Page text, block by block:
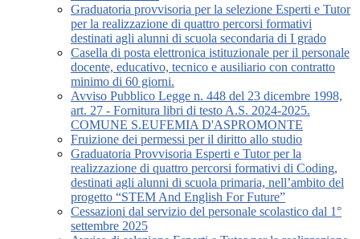
Graduatoria provvisoria per la selezione Esperti e Tutor
per la realizzazione di quattro percorsi formativi
destinati agli alunni di scuola secondaria di I grado
Casella di posta elettronica istituzionale per il personale
docente, educativo, tecnico e ausiliario con contratto
minimo di 60 giorni.
Avviso Pubblico Legge n. 448 del 23 dicembre 1998,
art. 27 - Fornitura libri di testo A.S. 2024-2025.
COMUNE S.EUFEMIA D'ASPROMONTE
Fruizione dei permessi per il diritto allo studio
Graduatoria Provvisoria Esperti e Tutor per la
realizzazione di quattro percorsi formativi di Coding,
destinati agli alunni di scuola primaria, nell’ambito del
progetto “STEM And English For Future”
Cessazioni dal servizio del personale scolastico dal 1°
settembre 2025